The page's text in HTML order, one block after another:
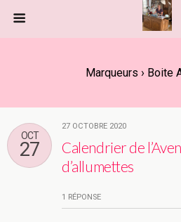
Marqueurs › Boite
OCT
27
27 OCTOBRE 2020
Calendrier de
d’allumettes
1 RÉPONSE